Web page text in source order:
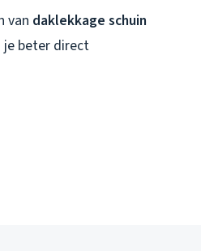
van daklekkage schuin
je beter direct